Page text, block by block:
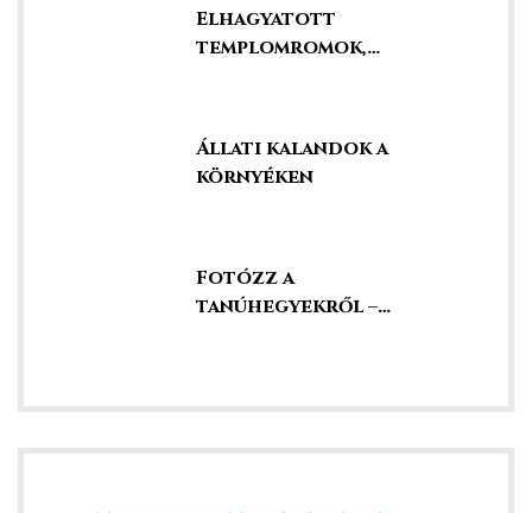
Elhagyatott
templomromok,
Állati kalandok a
környéken
Fotózz a
tanúhegyekről –